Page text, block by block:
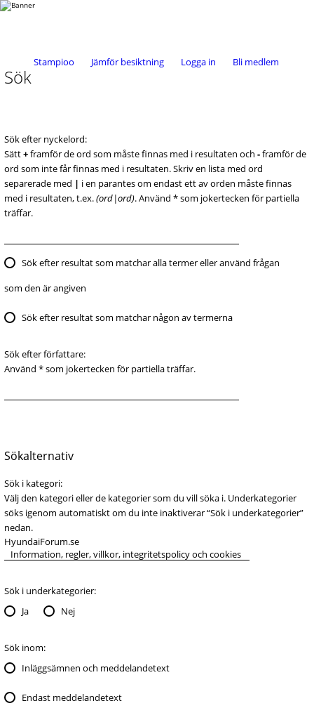
Stampioo Jämför besiktning Logga in Bli medlem
Sök
Sök efter nyckelord:
Sätt+framför de ord som måste finnas med i resultaten och -framför de
ord som inte får finnas med i resultaten. Skriv en lista med ord
separerade med | i en parantes om endast ett av orden måste finnas
med i resultaten, t.ex.(ord|ord). Använd * som jokertecken för partiella
träffar.
Sök efter resultat som matchar alla termer eller använd frågan
som den är angiven
Sök efter resultat som matchar någon av termerna
Sök efter författare:
Använd * som jokertecken för partiella träffar.
Sökalternativ
Sök i kategori:
Välj den kategori eller de kategorier som du vill söka i. Underkategorier
söks igenom automatiskt om du inte inaktiverar “Sök i underkategorier”
nedan.
Sök i underkategorier:
Ja
Nej
Sök inom:
Inläggsämnen och meddelandetext
Endast meddelandetext